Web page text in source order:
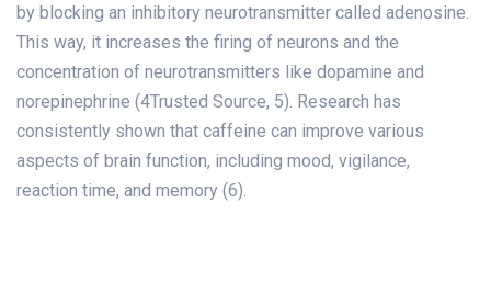
by blocking an inhibitory neurotransmitter called adenosine.
This way, it increases the firing of neurons and the
concentration of neurotransmitters like dopamine and
norepinephrine (4Trusted Source, 5). Research has
consistently shown that caffeine can improve various
aspects of brain function, including mood, vigilance,
reaction time, and memory (6).